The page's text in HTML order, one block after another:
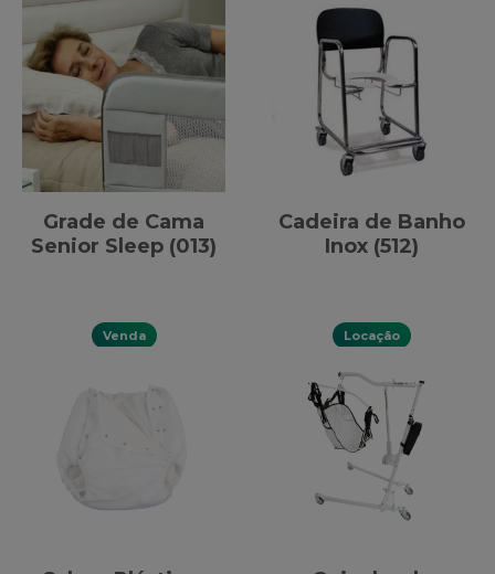
Grade de Cama
Senior Sleep (013)
Cadeira de Banho
Inox (512)
Venda Locação